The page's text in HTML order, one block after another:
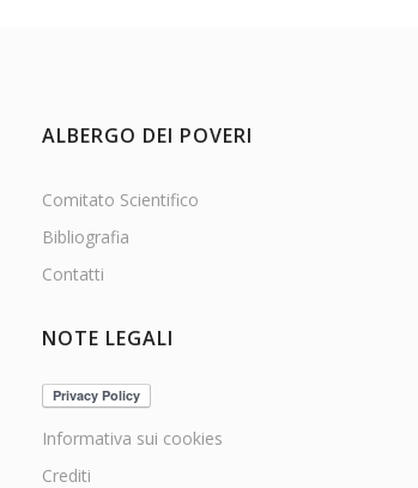
ALBERGO DEI POVERI
Comitato Scientifico
Bibliografia
Contatti
NOTE LEGALI
Informativa sui cookies
Crediti